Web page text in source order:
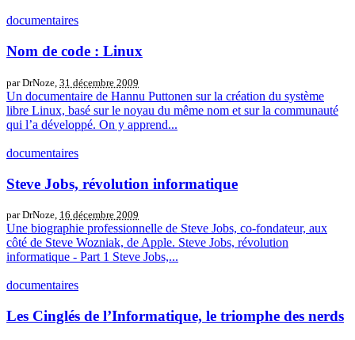
documentaires
Nom de code : Linux
par DrNoze, 31 décembre 2009
Un documentaire de Hannu Puttonen sur la création du système
libre Linux, basé sur le noyau du même nom et sur la communauté
qui l’a développé. On y apprend...
documentaires
Steve Jobs, révolution informatique
par DrNoze, 16 décembre 2009
Une biographie professionnelle de Steve Jobs, co-fondateur, aux
côté de Steve Wozniak, de Apple. Steve Jobs, révolution
informatique - Part 1 Steve Jobs,...
documentaires
Les Cinglés de l’Informatique, le triomphe des nerds